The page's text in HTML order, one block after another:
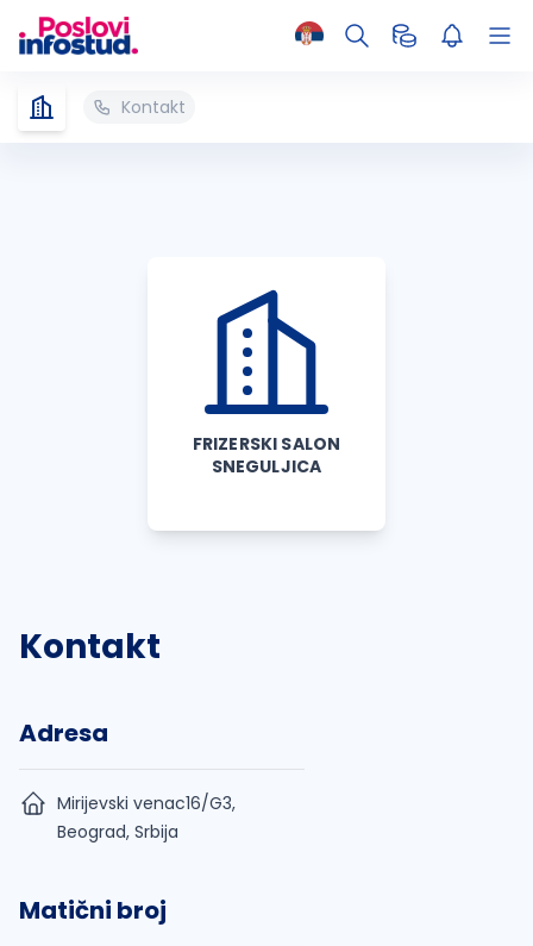
Kontakt
FRIZERSKI SALON
SNEGULJICA
Kontakt
Adresa
Mirijevski venac16/G3,
Beograd, Srbija
Matični broj